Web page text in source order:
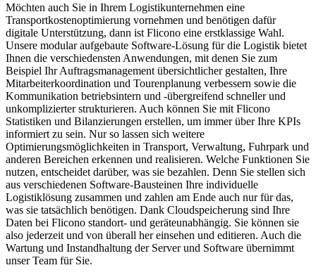
Möchten auch Sie in Ihrem Logistikunternehmen eine
Transportkostenoptimierung vornehmen und benötigen dafür
digitale Unterstützung, dann ist Flicono eine erstklassige Wahl.
Unsere modular aufgebaute Software-Lösung für die Logistik bietet
Ihnen die verschiedensten Anwendungen, mit denen Sie zum
Beispiel Ihr Auftragsmanagement übersichtlicher gestalten, Ihre
Mitarbeiterkoordination und Tourenplanung verbessern sowie die
Kommunikation betriebsintern und -übergreifend schneller und
unkomplizierter strukturieren. Auch können Sie mit Flicono
Statistiken und Bilanzierungen erstellen, um immer über Ihre KPIs
informiert zu sein. Nur so lassen sich weitere
Optimierungsmöglichkeiten in Transport, Verwaltung, Fuhrpark und
anderen Bereichen erkennen und realisieren. Welche Funktionen Sie
nutzen, entscheidet darüber, was sie bezahlen. Denn Sie stellen sich
aus verschiedenen Software-Bausteinen Ihre individuelle
Logistiklösung zusammen und zahlen am Ende auch nur für das,
was sie tatsächlich benötigen. Dank Cloudspeicherung sind Ihre
Daten bei Flicono standort- und geräteunabhängig. Sie können sie
also jederzeit und von überall her einsehen und editieren. Auch die
Wartung und Instandhaltung der Server und Software übernimmt
unser Team für Sie.